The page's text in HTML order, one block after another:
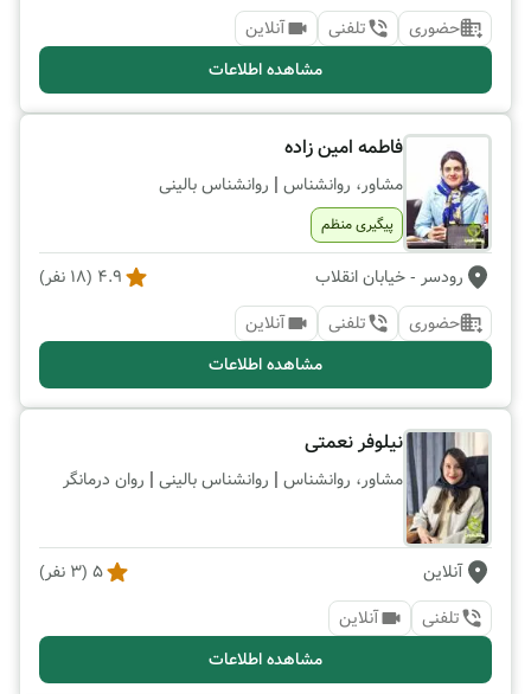
حضوری
تلفنی
آنلاین
مشاهده اطلاعات
فاطمه امین زاده
مشاور، روانشناس | روانشناس بالینی
پیگیری منظم
رودسر - خیابان انقلاب 4.9
(
18 نفر)
حضوری
تلفنی
آنلاین
مشاهده اطلاعات
نیلوفر نعمتی
مشاور، روانشناس | روانشناس بالینی | روان درمانگر
آنلاین 5
(
3 نفر)
تلفنی
آنلاین
مشاهده اطلاعات